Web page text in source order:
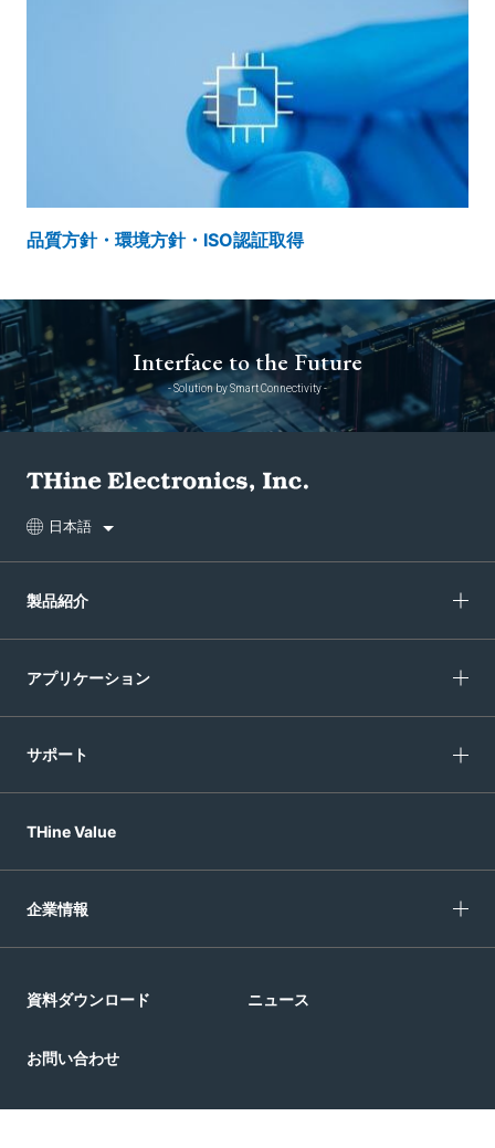
品質方針・環境方針・ISO認証取得
Interface to the Future
- Solution by Smart Connectivity -
日本語
製品紹介
アプリケーション
サポート
THine Value
企業情報
資料ダウンロード ニュース
お問い合わせ